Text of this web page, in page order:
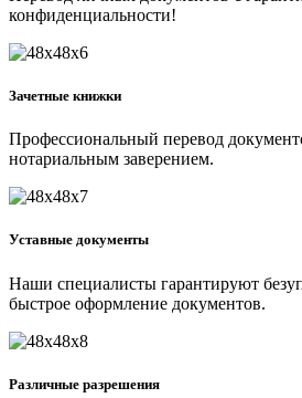
конфиденциальности!
Зачетные книжки
Профессиональный перевод
нотариальным заверением.
Уставные документы
Наши специалисты гарантируют
быстрое оформление документов.
Различные разрешения